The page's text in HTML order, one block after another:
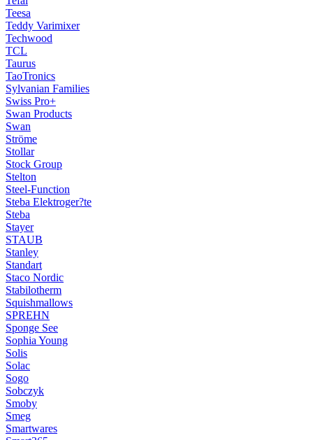
Teesa
Teddy Varimixer
Techwood
TCL
Taurus
TaoTronics
Sylvanian Families
Swiss Pro+
Swan Products
Swan
Ströme
Stollar
Stock Group
Stelton
Steel-Function
Steba Elektroger?te
Steba
Stayer
STAUB
Stanley
Standart
Staco Nordic
Stabilotherm
Squishmallows
SPREHN
Sponge See
Sophia Young
Solis
Solac
Sogo
Sobczyk
Smoby
Smeg
Smartwares